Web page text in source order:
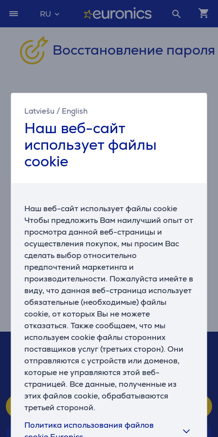
Latviešu / English
Наш веб-сайт
использует файлы
cookie
Наш веб-сайт использует файлы cookie
Чтобы предложить Вам наилучший опыт от
просмотра данной веб-страницы и
осуществления покупок, мы просим Вас
сделать выбор относительно
предпочтений маркетинга и
производительности. Пожалуйста имейте в
виду, что данная веб-страница использует
обязательные (необходимые) файлы
cookie, от которых Вы не можете
отказаться. Также сообщаем, что мы
используем cookie файлы сторонних
поставщиков услуг (третьих сторон). Они
отправляются с устройств или доменов,
которые не управляются этой веб-
страницей. Все данные, полученные из
этих файлов cookie, обрабатываются
третьей стороной.
Политика использования файлов
RU
Восстановление пароля
ИМЯ ПОЛЬЗОВАТЕЛЯ (Э-ПОЧТА)
Эту функциональность можно использовать, если
Вы согласитесь с условиями использования наших
Насторойки
Подтвердить
Если у Вас возникнут вопросы, обращайтесь к нам!
67 555 888
(Мы отвечаем 10-21, Вс. 10-19)
Центр клиентов
Магазины